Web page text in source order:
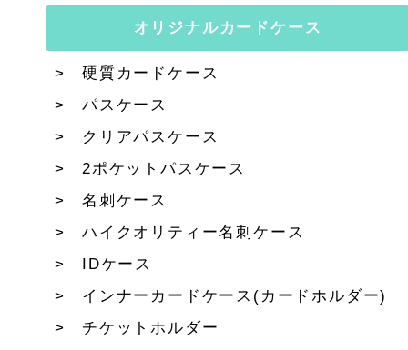
オリジナルカードケース
硬質カードケース
パスケース
クリアパスケース
2ポケットパスケース
名刺ケース
ハイクオリティー名刺ケース
IDケース
インナーカードケース(カードホルダー)
チケットホルダー